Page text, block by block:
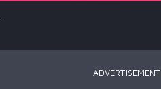
ADVERTISEMENT